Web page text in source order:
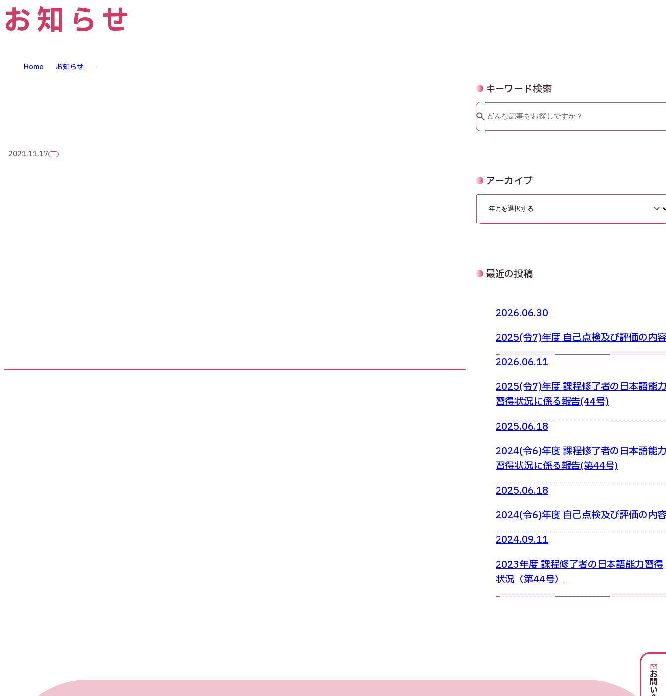
お知らせ
Home お知らせ
2021.11.17
キーワード検索
アーカイブ
最近の投稿
2026.06.30
2025(令7)年度 自己点検及び評価の内容
2026.06.11
2025(令7)年度 課程修了者の日本語能力
習得状況に係る報告(44号)
2025.06.18
2024(令6)年度 課程修了者の日本語能力
習得状況に係る報告(第44号)
2025.06.18
2024(令6)年度 自己点検及び評価の内容
2024.09.11
2023年度 課程修了者の日本語能力習得
状況（第44号）